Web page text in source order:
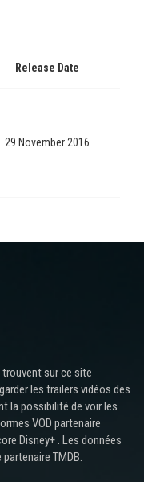
Release Date
29 November 2016
sur ce site
les trailers vidéos des
la possibilité de voir les
VOD partenaire
Disney+ . Les données
TMDB.